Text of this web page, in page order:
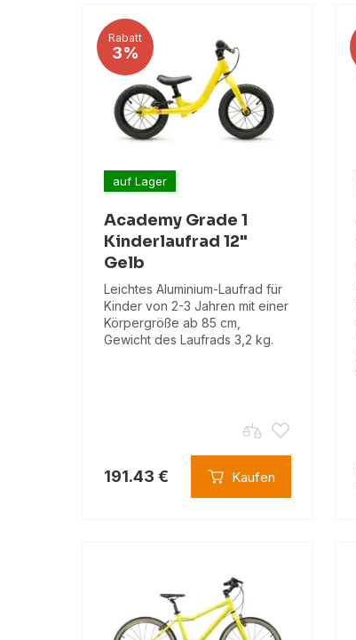
Rabatt
3%
auf Lager
Academy Grade 1
Kinderlaufrad 12"
Gelb
Leichtes Aluminium-Laufrad für
Kinder von 2-3 Jahren mit einer
Körpergröße ab 85 cm,
Gewicht des Laufrads 3,2 kg.
191.43 € Kaufen